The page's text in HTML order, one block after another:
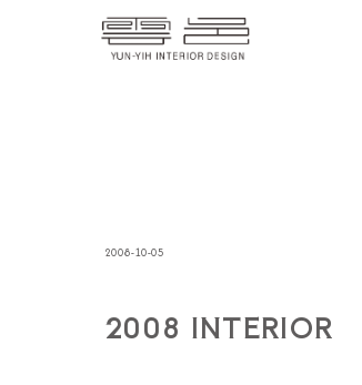
2008-10-05
2008 INTERIOR